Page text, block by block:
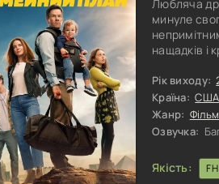
Любляча
минуле
нащадків і
продає
Рік виходу:
Країна: США
Жанр:
Озвучка:
Якість: